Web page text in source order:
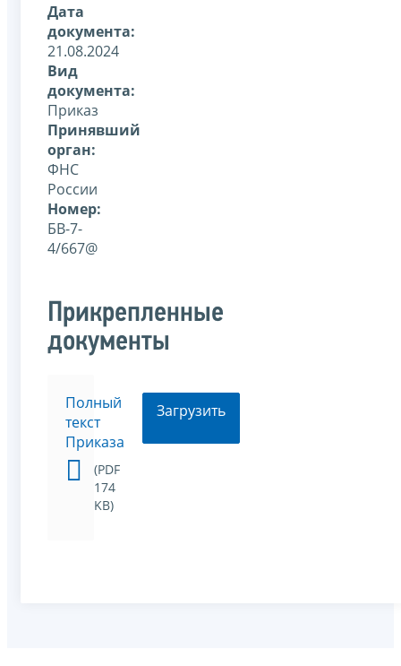
Дата
документа:
21.08.2024
Вид
документа:
Приказ
Принявший
орган:
ФНС
России
Номер:
БВ-7-
4/667@
Прикрепленные
документы
Полный
текст
Приказа
(PDF
174
KB)
Загрузить